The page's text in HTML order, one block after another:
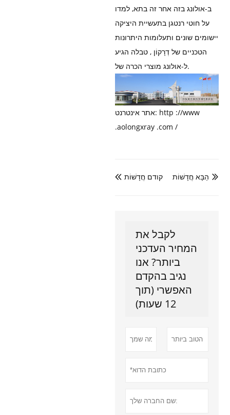
ב-אולונג בזה אחר זה בתא, למדו
על חוטי רנטגן בתעשיית היציקה
יישומים שונים ותעלומות היתרונות
הטכניים של דְרָקוֹן , טבלה הגיע
ל-אולונג מוצרי הכרה של.
אתר אינטרנט: http ://www
.aolongxray .com /
 קודם חֲדָשׁוֹת  הַבָּא חֲדָשׁוֹת
לקבל את
המחיר העדכני
ביותר? אנו
נגיב בהקדם
האפשרי (תוך
12 שעות)